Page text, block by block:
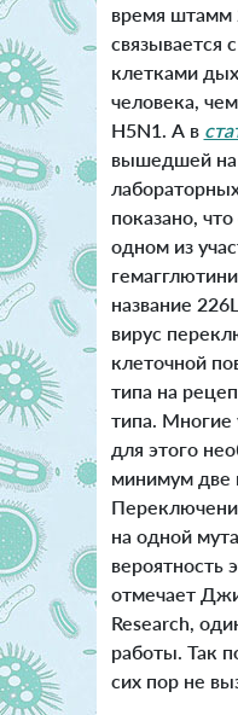
время штамм
связывается
клетками
человека,
H5N1. А в
вышедшей на
показано,
одном из
название
вирус
клеточной
типа на
типа. Многие
для этого
минимум две
на одной
вероятность
отмечает
Research,
работы. Так
сих пор не